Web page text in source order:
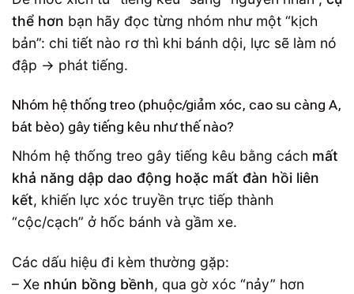
thể hơn bạn hãy đọc từng nhóm như một “kịch
bản”: chi tiết nào rơ thì khi bánh dội, lực sẽ làm nó
đập → phát tiếng.
Nhóm hệ thống treo (phuộc/giảm xóc, cao su càng A,
bát bèo) gây tiếng kêu như thế nào?
Nhóm hệ thống treo gây tiếng kêu bằng cách mất
khả năng dập dao động hoặc mất đàn hồi liên
kết, khiến lực xóc truyền trực tiếp thành
“cộc/cạch” ở hốc bánh và gầm xe.
Các dấu hiệu đi kèm thường gặp:
– Xe nhún bồng bềnh, qua gờ xóc “nảy” hơn